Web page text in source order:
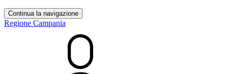
Continua la navigazione
Regione Campania